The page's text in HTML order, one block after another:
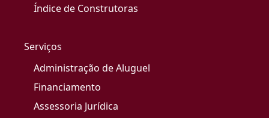
Índice de Construtoras
Serviços
Administração de Aluguel
Financiamento
Assessoria Jurídica